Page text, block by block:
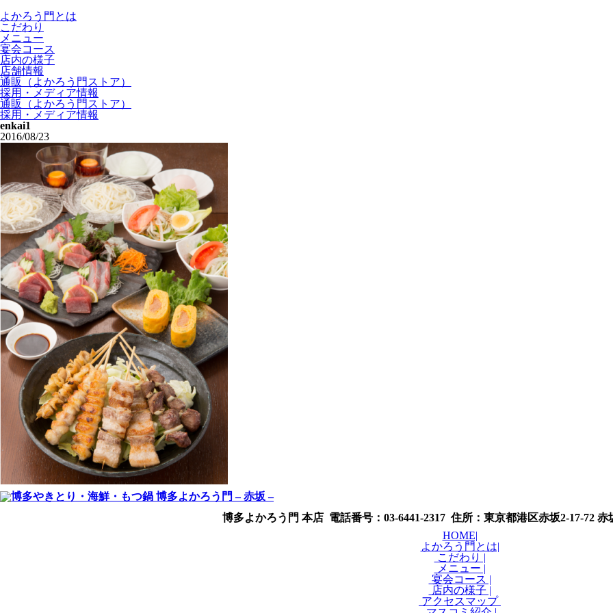
よかろう門とは
こだわり
メニュー
宴会コース
店内の様子
店舗情報
通販（よかろう門ストア）
採用・メディア情報
通販（よかろう門ストア）
採用・メディア情報
enkai1
2016/08/23
博多よかろう門 本店 電話番号：03-6441-2317 住所：東京都港区赤坂2-17-72 赤
HOME|
よかろう門とは|
こだわり |
メニュー |
宴会コース |
店内の様子 |
アクセスマップ